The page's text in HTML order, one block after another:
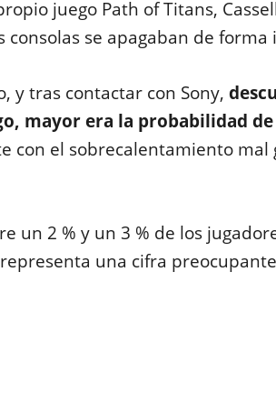
juego Path of Titans,
consolas se apagaban de forma
y tras contactar con Sony,
mayor era la probabilidad
con el sobrecalentamiento mal
un 2 % y un 3 % de los
una cifra